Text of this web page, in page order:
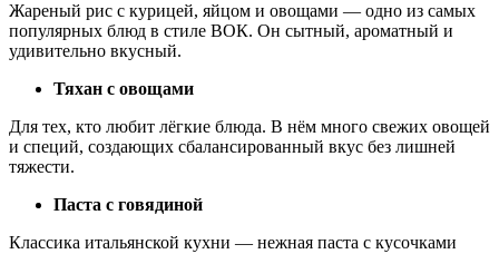
Жареный рис с курицей, яйцом и овощами — одно из самых
популярных блюд в стиле ВОК. Он сытный, ароматный и
удивительно вкусный.
Тяхан с овощами
Для тех, кто любит лёгкие блюда. В нём много свежих овощей
и специй, создающих сбалансированный вкус без лишней
тяжести.
Паста с говядиной
Классика итальянской кухни — нежная паста с кусочками